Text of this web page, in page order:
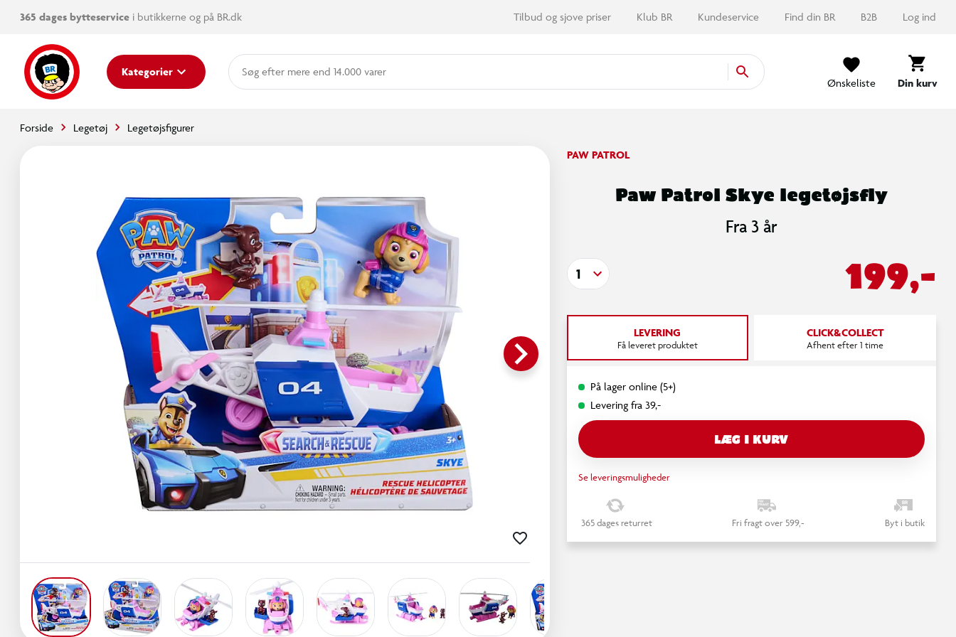
365 dages bytteservice i butikkerne og på BR.dk Tilbud og sjove priser Klub BR Kundeservice Find din BR B2B Log ind
Kategorier
mere end 14.000 varer
Ønskeliste
Din kurv
Forside Legetøj Legetøjsfigurer
keyboard_arrow_right
PAW PATROL
Paw Patrol Skye legetøjsfly
Fra 3 år
199,-
1
LEVERING
Få leveret produktet
CLICK&COLLECT
Afhent efter 1 time
På lager online (5+)
Levering fra 39,-
LÆG I KURV
Se leveringsmuligheder
365 dages returret Fri fragt over 599,- Byt i butik